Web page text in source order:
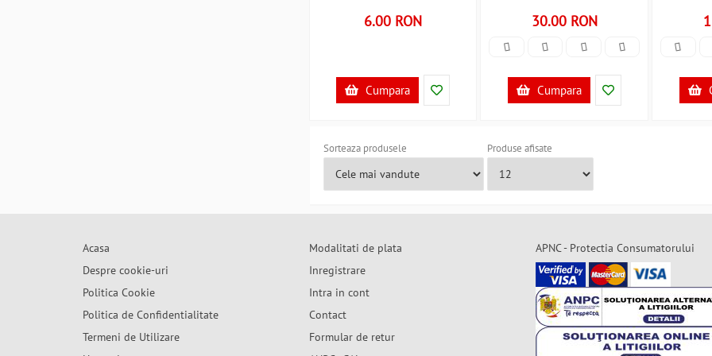
6.00 RON
Cumpara
30.00 RON
Cumpara
Sorteaza produsele Produse afisate
Acasa
Despre cookie-uri
Politica Cookie
Politica de Confidentialitate
Termeni de Utilizare
Modalitati de plata
Inregistrare
Intra in cont
Contact
Formular de retur
APNC - Protectia Consumatorului